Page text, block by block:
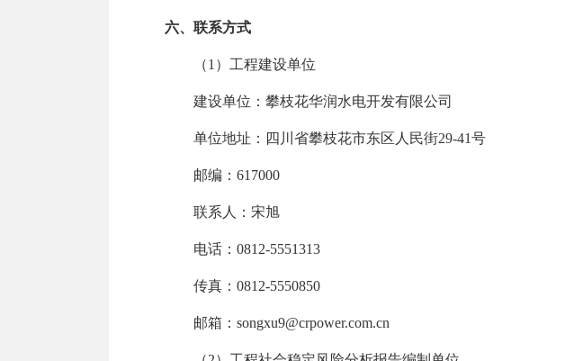
六、联系方式
（1 ）工程建设单位
建设单位：攀枝花华润水电开发有限公司
单位地址：四川省攀枝花市东区人民街29-41号
邮编： 617000
联系人：宋旭
电话： 0812-5551313
传真： 0812-5550850
邮箱： songxu9@crpower.com.cn